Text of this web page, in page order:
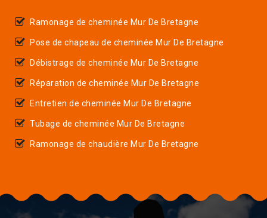
Ramonage de cheminée Mur De Bretagne
Pose de chapeau de cheminée Mur De Bretagne
Débistrage de cheminée Mur De Bretagne
Réparation de cheminée Mur De Bretagne
Entretien de cheminée Mur De Bretagne
Tubage de cheminée Mur De Bretagne
Ramonage de chaudière Mur De Bretagne